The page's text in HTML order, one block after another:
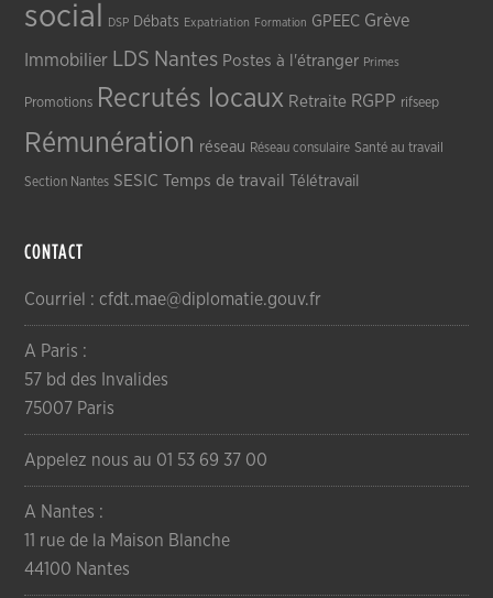
social
DSP Débats Expatriation Formation GPEEC Grève
Immobilier LDS Nantes Postes à l'étranger Primes
Promotions Recrutés locaux Retraite RGPP rifseep
Rémunération réseau Réseau consulaire Santé au travail
Section Nantes SESIC Temps de travail Télétravail
CONTACT
Courriel : cfdt.mae@diplomatie.gouv.fr
A Paris :
57 bd des Invalides
75007 Paris
Appelez nous au 01 53 69 37 00
A Nantes :
11 rue de la Maison Blanche
44100 Nantes